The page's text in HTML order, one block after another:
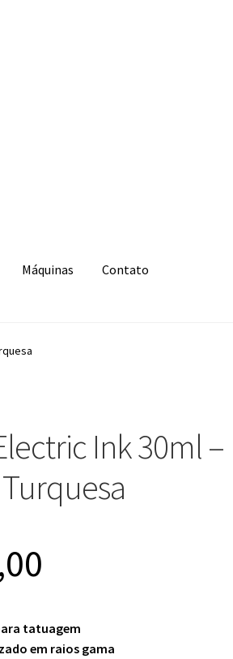
Máquinas Contato
Ink 30ml –
tatuagem
em raios gama